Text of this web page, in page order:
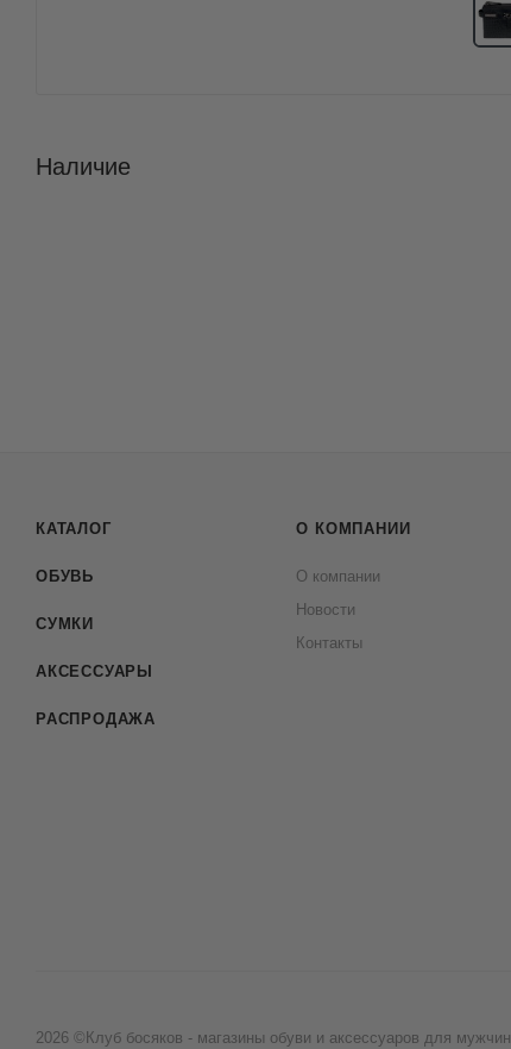
Наличие
КАТАЛОГ
ОБУВЬ
СУМКИ
АКСЕССУАРЫ
РАСПРОДАЖА
О КОМПАНИИ
О компании
Новости
Контакты
2026 ©Клуб босяков - магазины обуви и аксессуаров для мужчин